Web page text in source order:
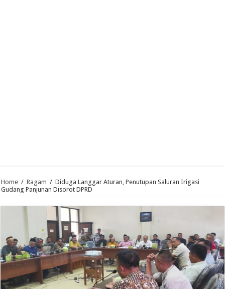
Home / Ragam / Diduga Langgar Aturan, Penutupan Saluran Irigasi
Gudang Panjunan Disorot DPRD